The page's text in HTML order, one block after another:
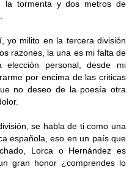
la tormenta y dos metros de
yo milito en la tercera división
razones, la una es mi falta de
personal, desde mi
por encima de las criticas
no deseo de la poesía otra
se habla de ti como una
española, eso en un país que
Lorca o Hernández es
gran honor ¿comprendes lo